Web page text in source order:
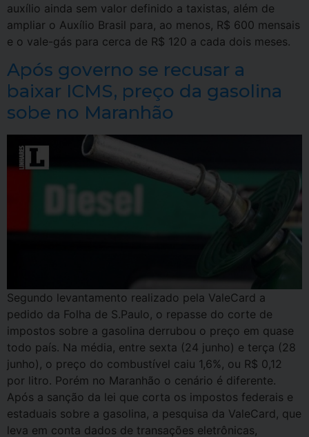
auxílio ainda sem valor definido a taxistas, além de
ampliar o Auxílio Brasil para, ao menos, R$ 600 mensais
e o vale-gás para cerca de R$ 120 a cada dois meses.
Após governo se recusar a
baixar ICMS, preço da gasolina
sobe no Maranhão
Segundo levantamento realizado pela ValeCard a
pedido da Folha de S.Paulo, o repasse do corte de
impostos sobre a gasolina derrubou o preço em quase
todo país. Na média, entre sexta (24 junho) e terça (28
junho), o preço do combustível caiu 1,6%, ou R$ 0,12
por litro. Porém no Maranhão o cenário é diferente.
Após a sanção da lei que corta os impostos federais e
estaduais sobre a gasolina, a pesquisa da ValeCard, que
leva em conta dados de transações eletrônicas,